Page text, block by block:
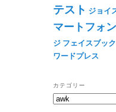
テスト ジョイ
マートフォン
ジ フェイスブック
ワードプレス
カテゴリー
カ